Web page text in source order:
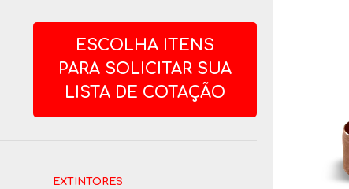
ESCOLHA ITENS
PARA SOLICITAR SUA
LISTA DE COTAÇÃO
Extintores